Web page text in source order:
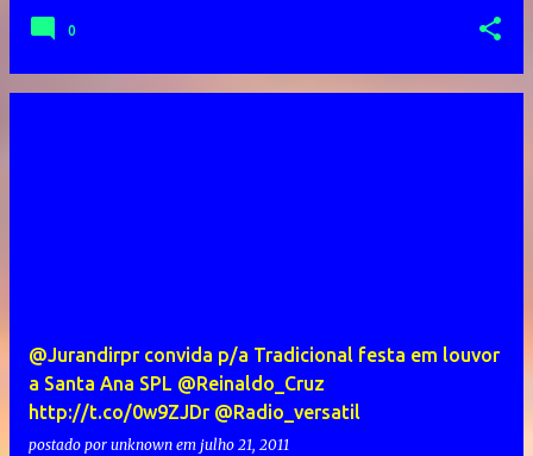
0
@Jurandirpr convida p/a Tradicional festa em louvor
a Santa Ana SPL @Reinaldo_Cruz
http://t.co/0w9ZJDr @Radio_versatil
postado por unknown em julho 21, 2011